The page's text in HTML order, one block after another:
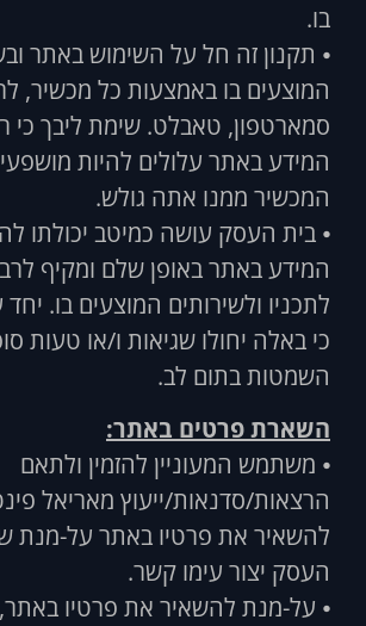
בו.
⦁ תקנון זה חל על השימוש באתר
המוצעים בו באמצעות כל מכשיר,
סמארטפון, טאבלט. שימת ליבך כי
המידע באתר עלולים להיות
המכשיר ממנו אתה גולש.
⦁ בית העסק עושה כמיטב יכולתו
המידע באתר באופן שלם ומקיף
לתכניו ולשירותים המוצעים בו.
כי באלה יחולו שגיאות ו/או טעות
השמטות בתום לב.
השארת פרטים באתר:
⦁ משתמש המעוניין להזמין ולתאם
הרצאות/סדנאות/ייעוץ מאריאל
להשאיר את פרטיו באתר על-מנת
העסק יצור עימו קשר.
⦁ על-מנת להשאיר את פרטיו